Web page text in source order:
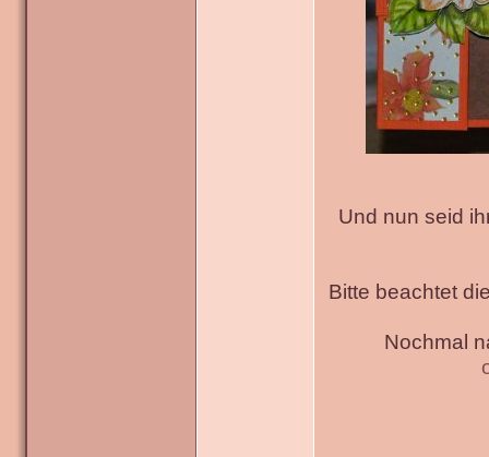
Und nun seid
Bitte beachtet
Nochmal